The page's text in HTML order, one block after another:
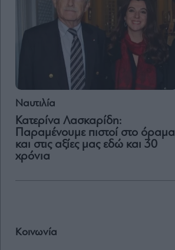
Ναυτιλία
Κατερίνα Λασκαρίδη:
Παραμένουμε πιστοί στο όραμα
και στις αξίες μας εδώ και 30
χρόνια
Κοινωνία